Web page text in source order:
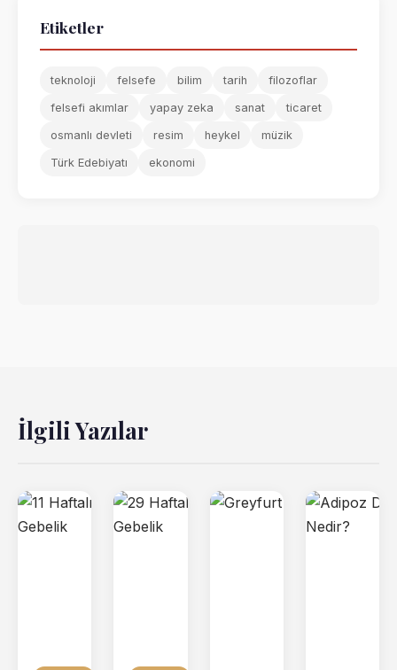
Etiketler
teknoloji felsefe bilim tarih filozoflar
felsefi akımlar yapay zeka sanat ticaret
osmanlı devleti resim heykel müzik
Türk Edebiyatı ekonomi
İlgili Yazılar